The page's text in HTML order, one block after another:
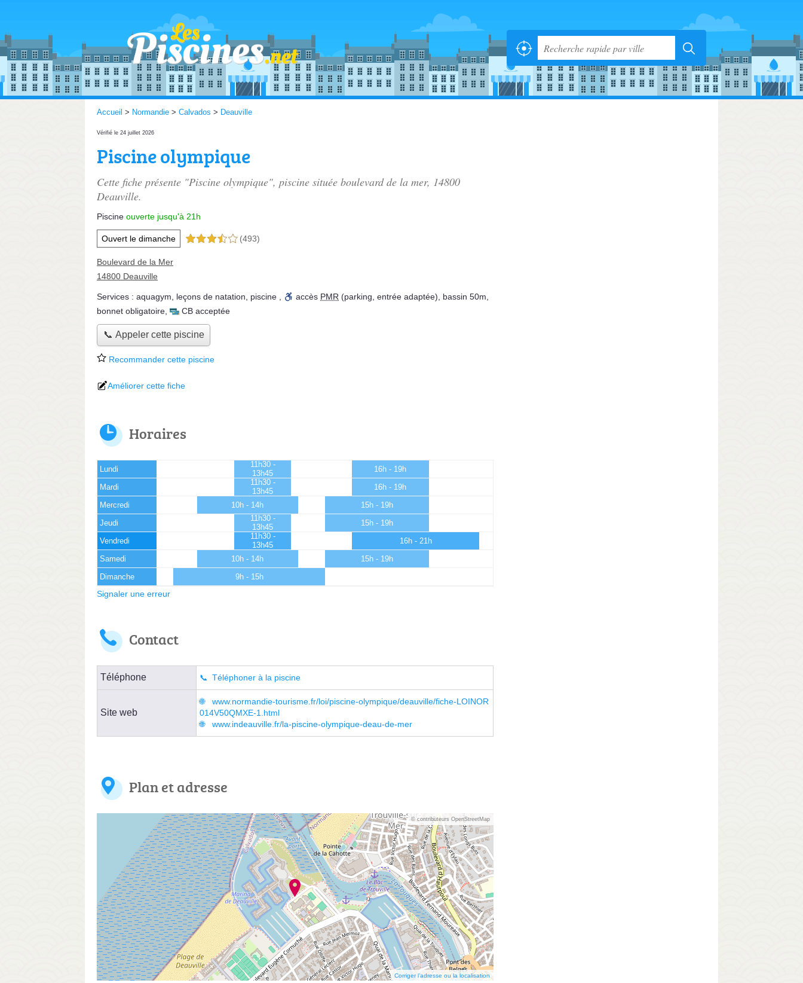
Accueil > Normandie > Calvados > Deauville
Vérifié le 24 juillet 2026
Piscine olympique
Cette fiche présente "Piscine olympique", piscine située boulevard de la mer, 14800
Deauville.
Piscine ouverte jusqu'à 21h
Ouvert le dimanche 3,5 étoiles sur 5 (493)
Boulevard de la Mer
14800 Deauville
Services : aquagym leçons de natation piscine accès PMR (parking, entrée adaptée) bassin 50m
bonnet obligatoire
CB acceptée
📞 Appeler cette piscine
Recommander cette piscine
Améliorer cette fiche
Horaires
Lundi
11h30 -
13h45
16h - 19h
Mardi
11h30 -
13h45
16h - 19h
Mercredi 10h - 14h 15h - 19h
Jeudi
11h30 -
13h45
15h - 19h
Vendredi
11h30 -
13h45
16h - 21h
Samedi 10h - 14h 15h - 19h
Dimanche 9h - 15h
Signaler une erreur
Contact
Téléphone Téléphoner à la piscine
Site web
www.normandie-tourisme.fr/loi/piscine-olympique/deauville/fiche-LOINOR
014V50QMXE-1.html
www.indeauville.fr/la-piscine-olympique-deau-de-mer
Plan et adresse
© contributeurs OpenStreetMap
Corriger l’adresse ou la localisation